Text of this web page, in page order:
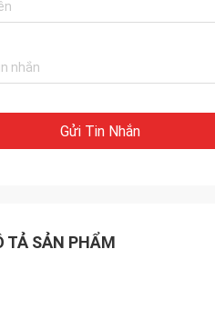
Gửi Tin Nhắn
TẢ SẢN PHẨM